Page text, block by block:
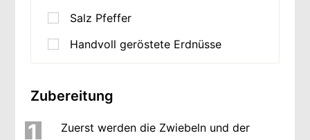
Salz Pfeffer
Handvoll geröstete Erdnüsse
Zubereitung
1
Zuerst werden die Zwiebeln und der